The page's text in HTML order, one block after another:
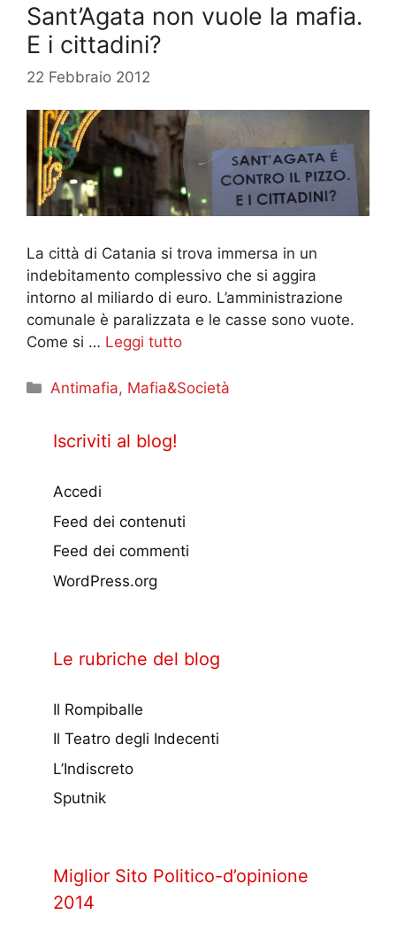
Sant’Agata non vuole la mafia.
E i cittadini?
22 Febbraio 2012
La città di Catania si trova immersa in un
indebitamento complessivo che si aggira
intorno al miliardo di euro. L’amministrazione
comunale è paralizzata e le casse sono vuote.
Come si … Leggi tutto
Categorie
Antimafia, Mafia&Società
Iscriviti al blog!
Accedi
Feed dei contenuti
Feed dei commenti
WordPress.org
Le rubriche del blog
Il Rompiballe
Il Teatro degli Indecenti
L’Indiscreto
Sputnik
Miglior Sito Politico-d’opinione
2014